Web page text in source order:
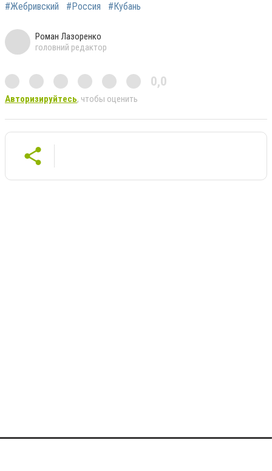
#Жебривский #Россия #Кубань
Роман Лазоренко
головний редактор
0,0
Авторизируйтесь, чтобы оценить